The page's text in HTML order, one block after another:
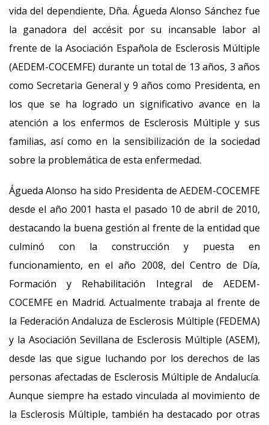
vida del dependiente, Dña. Águeda Alonso Sánchez fue
la ganadora del accésit por su incansable labor al
frente de la Asociación Española de Esclerosis Múltiple
(AEDEM-COCEMFE) durante un total de 13 años, 3 años
como Secretaria General y 9 años como Presidenta, en
los que se ha logrado un significativo avance en la
atención a los enfermos de Esclerosis Múltiple y sus
familias, así como en la sensibilización de la sociedad
sobre la problemática de esta enfermedad.
Águeda Alonso ha sido Presidenta de AEDEM-COCEMFE
desde el año 2001 hasta el pasado 10 de abril de 2010,
destacando la buena gestión al frente de la entidad que
culminó con la construcción y puesta en
funcionamiento, en el año 2008, del Centro de Día,
Formación y Rehabilitación Integral de AEDEM-
COCEMFE en Madrid. Actualmente trabaja al frente de
la Federación Andaluza de Esclerosis Múltiple (FEDEMA)
y la Asociación Sevillana de Esclerosis Múltiple (ASEM),
desde las que sigue luchando por los derechos de las
personas afectadas de Esclerosis Múltiple de Andalucía.
Aunque siempre ha estado vinculada al movimiento de
la Esclerosis Múltiple, también ha destacado por otras